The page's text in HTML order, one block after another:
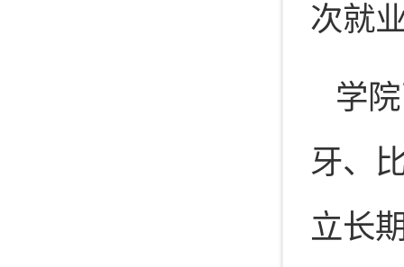
次就
学
牙、
立长